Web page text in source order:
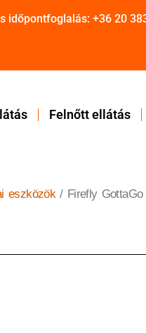
időpontfoglalás: +36 20
Felnőtt ellátás
eszközök/ Firefly GottaGo